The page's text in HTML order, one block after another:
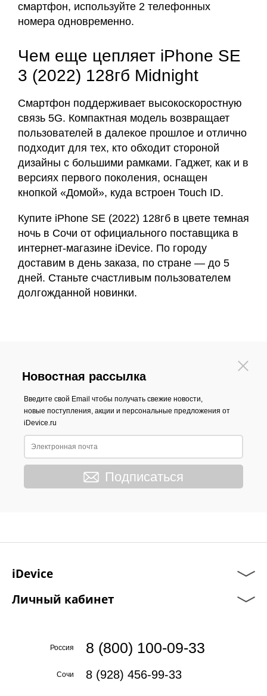
смартфон, используйте 2 телефонных
номера одновременно.
Чем еще цепляет iPhone SE
3 (2022) 128гб Midnight
Смартфон поддерживает высокоскоростную
связь 5G. Компактная модель возвращает
пользователей в далекое прошлое и отлично
подходит для тех, кто обходит стороной
дизайны с большими рамками. Гаджет, как и в
версиях первого поколения, оснащен
кнопкой «Домой», куда встроен Touch ID.
Купите iPhone SE (2022) 128гб в цвете темная
ночь в Сочи от официального поставщика в
интернет-магазине iDevice. По городу
доставим в день заказа, по стране — до 5
дней. Станьте счастливым пользователем
долгожданной новинки.
Новостная рассылка
Введите свой Email чтобы получать свежие новости,
новые поступления, акции и персональные предложения от
iDevice.ru
Подписаться
iDevice
Личный кабинет
Россия 8 (800) 100-09-33
Сочи 8 (928) 456-99-33